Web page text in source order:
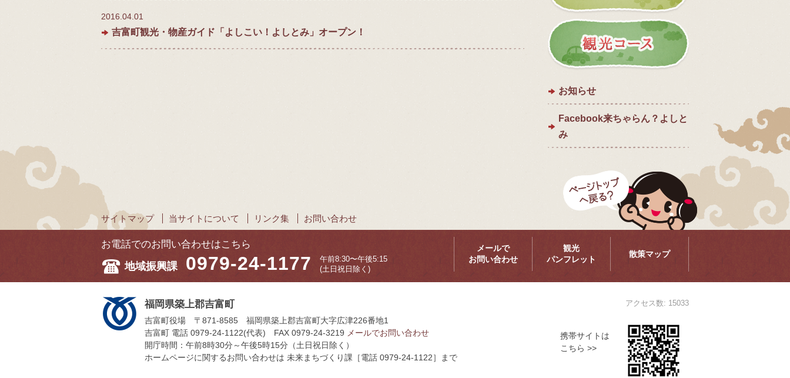
2016.04.01
吉富町観光・物産ガイド「よしこい！よしとみ」オープン！
お知らせ
Facebook来ちゃらん？よしと
み
サイトマップ 当サイトについて リンク集 お問い合わせ
ページトップ
お電話でのお問い合わせはこちら
地域振興課
0979-24-1177
午前8:30〜午後5:15
(土日祝日除く)
メールで
お問い合わせ
観光
パンフレット
散策マップ
福岡県築上郡吉富町
吉富町役場 〒871-8585 福岡県築上郡吉富町大字広津226番地1
吉富町 電話 0979-24-1122(代表) FAX 0979-24-3219 メールでお問い合わせ
開庁時間：午前8時30分～午後5時15分（土日祝日除く）
ホームページに関するお問い合わせは 未来まちづくり課［電話 0979-24-1122］まで
アクセス数: 15033
携帯サイトは
こちら >>